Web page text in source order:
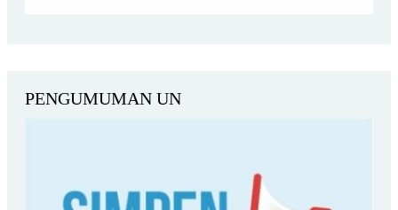
PENGUMUMAN UN